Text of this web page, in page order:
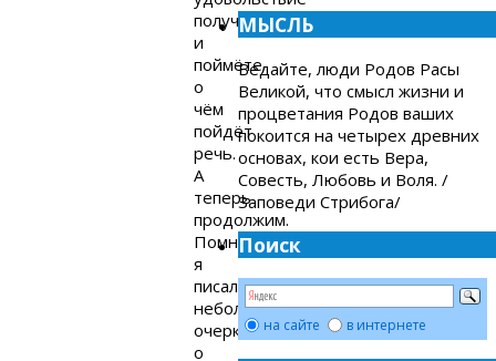
получите
и
поймёте
о
чём
пойдёт
речь.
А
теперь
продолжим.
Помните,
я
писал
небольшой
очерк
о
МЫСЛЬ
Ведайте, люди Родов Расы
Великой, что смысл жизни и
процветания Родов ваших
покоится на четырех древних
основах, кои есть Вера,
Совесть, Любовь и Воля. /
Заповеди Стрибога/
Поиск
на сайте в интернете